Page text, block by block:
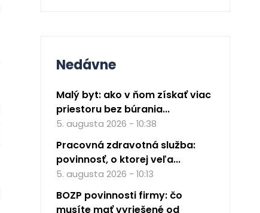
Nedávne
Malý byt: ako v ňom získať viac
priestoru bez búrania...
5. augusta 2026 - 10:38
Pracovná zdravotná služba:
povinnosť, o ktorej veľa...
5. augusta 2026 - 10:13
BOZP povinnosti firmy: čo
musíte mať vyriešené od